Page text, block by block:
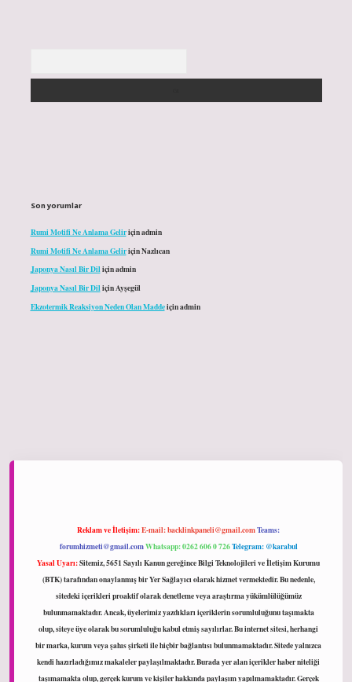
Son yorumlar
Rumi Motifi Ne Anlama Geliriçinadmin
Rumi Motifi Ne Anlama GeliriçinNazlıcan
Japonya Nasıl Bir Diliçinadmin
Japonya Nasıl Bir DiliçinAyşegül
Ekzotermik Reaksiyon Neden Olan Maddeiçinadmin
Reklam ve İletişim:E-mail:backlinkpaneli@gmail.comTeams:
forumhizmeti@gmail.comWhatsapp: 0262 606 0 726Telegram: @karabul
Yasal Uyarı:Sitemiz, 5651 Sayılı Kanun gereğince Bilgi Teknolojileri ve İletişim Kurumu
(BTK) tarafından onaylanmış bir Yer Sağlayıcı olarak hizmet vermektedir. Bu nedenle,
sitedeki içerikleri proaktif olarak denetleme veya araştırma yükümlülüğümüz
bulunmamaktadır. Ancak, üyelerimiz yazdıkları içeriklerin sorumluluğunu taşımakta
olup, siteye üye olarak bu sorumluluğu kabul etmiş sayılırlar. Bu internet sitesi, herhangi
bir marka, kurum veya şahıs şirketi ile hiçbir bağlantısı bulunmamaktadır. Sitede yalnızca
kendi hazırladığımız makaleler paylaşılmaktadır. Burada yer alan içerikler haber niteliği
taşımamakta olup, gerçek kurum ve kişiler hakkında paylaşım yapılmamaktadır. Gerçek